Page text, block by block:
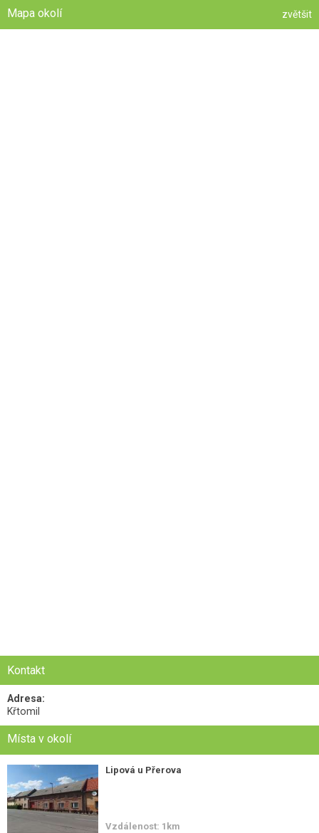
Mapa okolí zvětšit
Kontakt
Adresa:
Křtomil
Místa v okolí
Lipová u Přerova
Vzdálenost: 1km